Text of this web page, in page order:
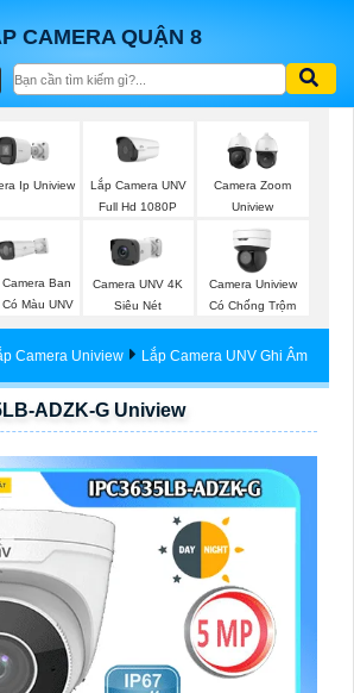
CAMERA QUẬN 8
Ip Uniview
Lắp Camera UNV
Full Hd 1080P
Camera Zoom
Uniview
Ban
Màu UNV
Camera UNV 4K
Siêu Nét
Camera Uniview
Có Chống Trộm
Camera Uniview Lắp Camera UNV Ghi Âm
ADZK-G Uniview